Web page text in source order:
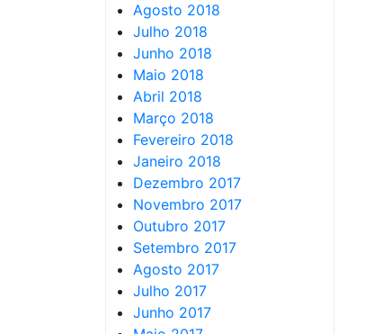
Agosto 2018
Julho 2018
Junho 2018
Maio 2018
Abril 2018
Março 2018
Fevereiro 2018
Janeiro 2018
Dezembro 2017
Novembro 2017
Outubro 2017
Setembro 2017
Agosto 2017
Julho 2017
Junho 2017